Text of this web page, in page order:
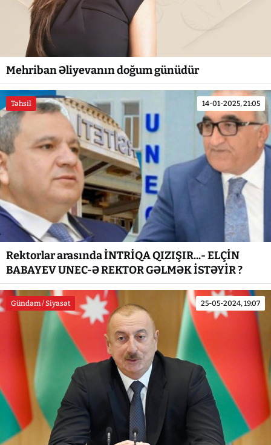
Mehriban Əliyevanın doğum günüdür
Təhsil 14-01-2025, 21:05
Rektorlar arasında İNTRİQA QIZIŞIR...- ELÇİN
BABAYEV UNEC-Ə REKTOR GƏLMƏK İSTƏYİR ?
Gündəm / Siyasət 25-05-2024, 19:07